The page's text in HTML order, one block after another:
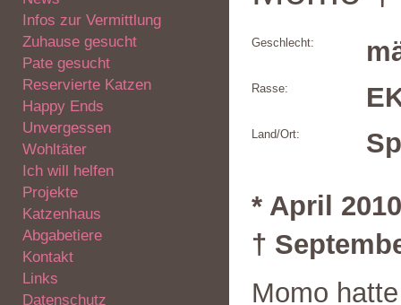
Infos zur Vermittlung
Zuhause gesucht
Pate gesucht
Reservierte Katzen
Happy Ends
Unvergessen
Wohltäter
Ich will helfen
Projekte
Katzenhaus
Abgabetiere
Kontakt
Links
Datenschutz
Geschlecht:
Rasse:
Land/Ort:
* April 2010
†
Momo